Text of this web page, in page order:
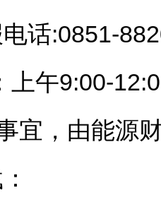
:0851-
午9:00-
，由能源财